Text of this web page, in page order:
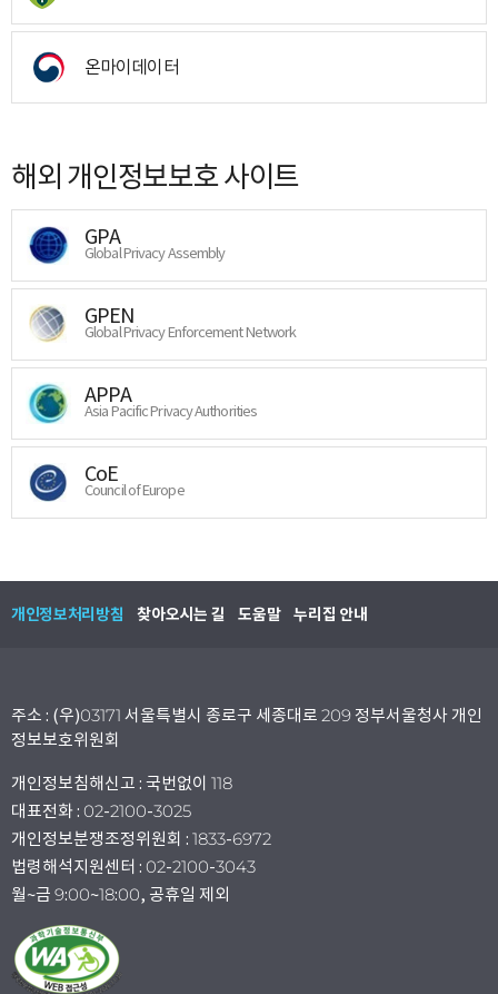
온마이데이터
해외 개인정보보호 사이트
GPA
Global Privacy Assembly
GPEN
Global Privacy Enforcement Network
APPA
Asia Pacific Privacy Authorities
CoE
Council of Europe
개인정보처리방침 찾아오시는 길 도움말 누리집 안내
주소 : (우)03171 서울특별시 종로구 세종대로 209 정부서울청사 개인
정보보호위원회
개인정보침해신고 : 국번없이 118
대표전화 : 02-2100-3025
개인정보분쟁조정위원회 : 1833-6972
법령해석지원센터 : 02-2100-3043
월~금 9:00~18:00, 공휴일 제외